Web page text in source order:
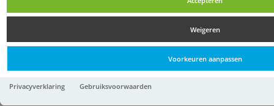
Weigeren
Voorkeuren aanpassen
Privacyverklaring Gebruiksvoorwaarden
Afplaktapes
Afplaktapes
afplaktape zelfklevend